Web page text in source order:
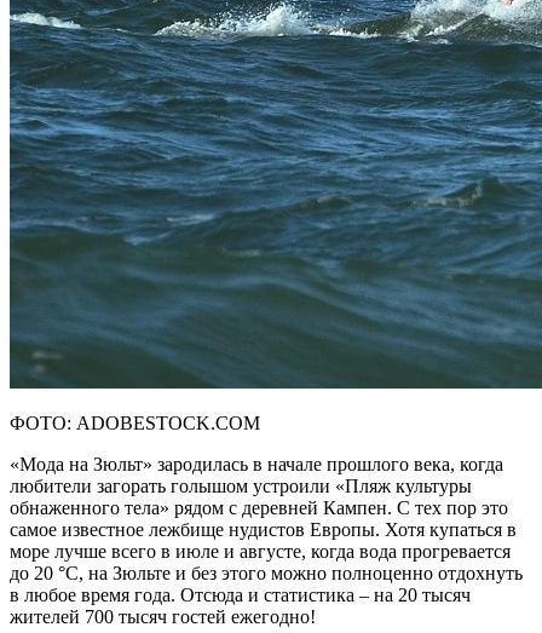
ФОТО: ADOBESTOCK.COM
«Мода на Зюльт» зародилась в начале прошлого века, когда
любители загорать голышом устроили «Пляж культуры
обнаженного тела» рядом с деревней Кампен. С тех пор это
самое известное лежбище нудистов Европы. Хотя купаться в
море лучше всего в июле и августе, когда вода прогревается
до 20 °C, на Зюльте и без этого можно полноценно отдохнуть
в любое время года. Отсюда и статистика – на 20 тысяч
жителей 700 тысяч гостей ежегодно!